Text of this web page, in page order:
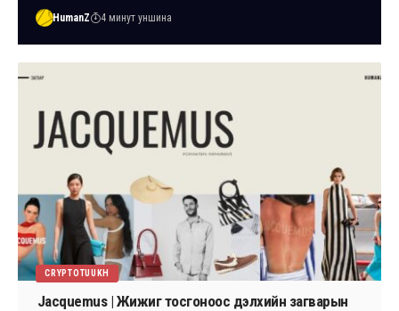
HumanZ 4 минут уншина
CRYPTOTUUKH
Jacquemus | Жижиг тосгоноос дэлхийн загварын